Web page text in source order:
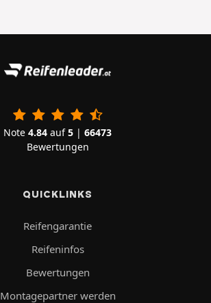
Note 4.84 auf5 | 66473
Bewertungen
QUICKLINKS
Reifengarantie
Reifeninfos
Bewertungen
Montagepartner werden